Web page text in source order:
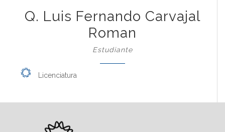
Q. Luis Fernando Carvajal
Roman
Estudiante
Licenciatura